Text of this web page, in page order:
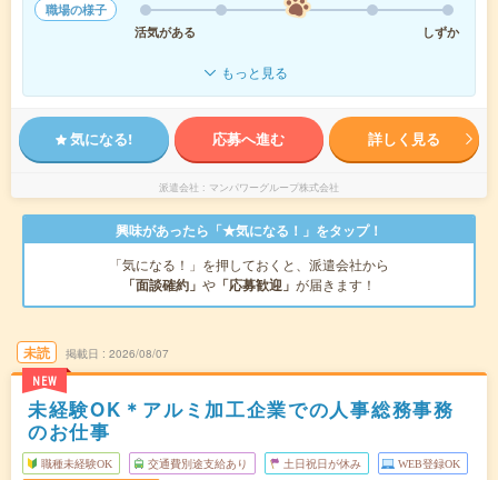
職場の様子
活気がある
しずか
もっと見る
気になる! 応募へ進む 詳しく見る
派遣会社 マンパワーグループ株式会社
興味があったら「★気になる！」をタップ！
「気になる！」を押しておくと、派遣会社から
「面談確約」 や 「応募歓迎」 が届きます！
未読
NEW
掲載日 2026/08/07
未経験OK＊アルミ加工企業での人事総務事務
のお仕事
職種未経験OK 交通費別途支給あり 土日祝日が休み WEB登録OK